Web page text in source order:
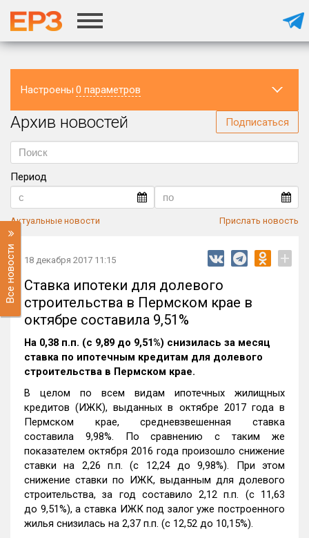
Настроены 0 параметров
Регион
Архив новостей Подписаться
Период
Актуальные новости Прислать новость
Все новости 18 декабря 2017 11:15 +
Ставка ипотеки для долевого
строительства в Пермском крае в
октябре составила 9,51%
На 0,38 п.п. (с 9,89 до 9,51%) снизилась за месяц
ставка по ипотечным кредитам для долевого
строительства в Пермском крае.
В целом по всем видам ипотечных жилищных
кредитов (ИЖК), выданных в октябре 2017 года в
Пермском крае, средневзвешенная ставка
составила 9,98%. По сравнению с таким же
показателем октября 2016 года произошло снижение
ставки на 2,26 п.п. (с 12,24 до 9,98%). При этом
снижение ставки по ИЖК, выданным для долевого
строительства, за год составило 2,12 п.п. (с 11,63
до 9,51%), а ставка ИЖК под залог уже построенного
жилья снизилась на 2,37 п.п. (с 12,52 до 10,15%).